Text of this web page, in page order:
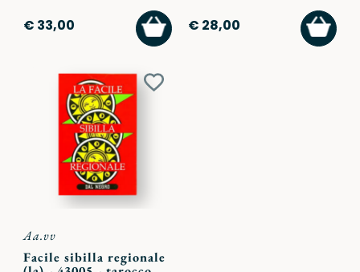
€ 33,00
AGGIUNGI
AL
CARRELLO
€ 28,00
AL
Aggiungi
Aa.vv
Facile sibilla regionale